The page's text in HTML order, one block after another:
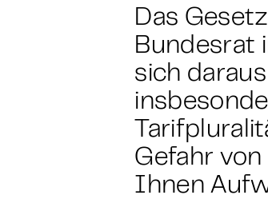
Das
Bundesrat
sich
Gefahr
Ihnen